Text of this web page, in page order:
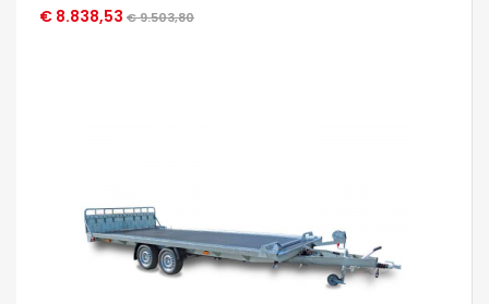
€ 8.838,53 € 9.503,80
OCCHIATA VELOCE